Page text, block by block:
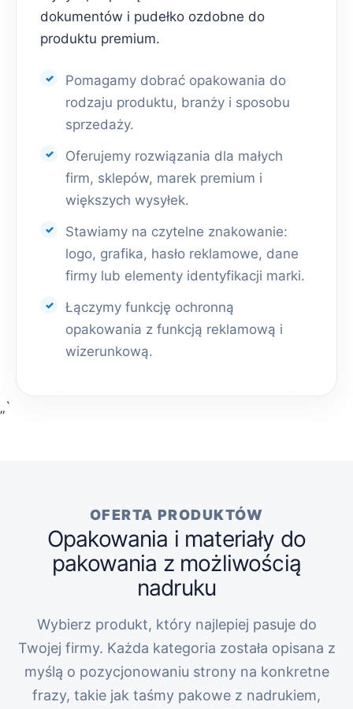
dokumentów i pudełko ozdobne do
produktu premium.
Pomagamy dobrać opakowania do
rodzaju produktu, branży i sposobu
sprzedaży.
Oferujemy rozwiązania dla małych
firm, sklepów, marek premium i
większych wysyłek.
Stawiamy na czytelne znakowanie:
logo, grafika, hasło reklamowe, dane
firmy lub elementy identyfikacji marki.
Łączymy funkcję ochronną
opakowania z funkcją reklamową i
wizerunkową.
„`
OFERTA PRODUKTÓW
Opakowania i materiały do
pakowania z możliwością
nadruku
Wybierz produkt, który najlepiej pasuje do
Twojej firmy. Każda kategoria została opisana z
myślą o pozycjonowaniu strony na konkretne
frazy, takie jak taśmy pakowe z nadrukiem,